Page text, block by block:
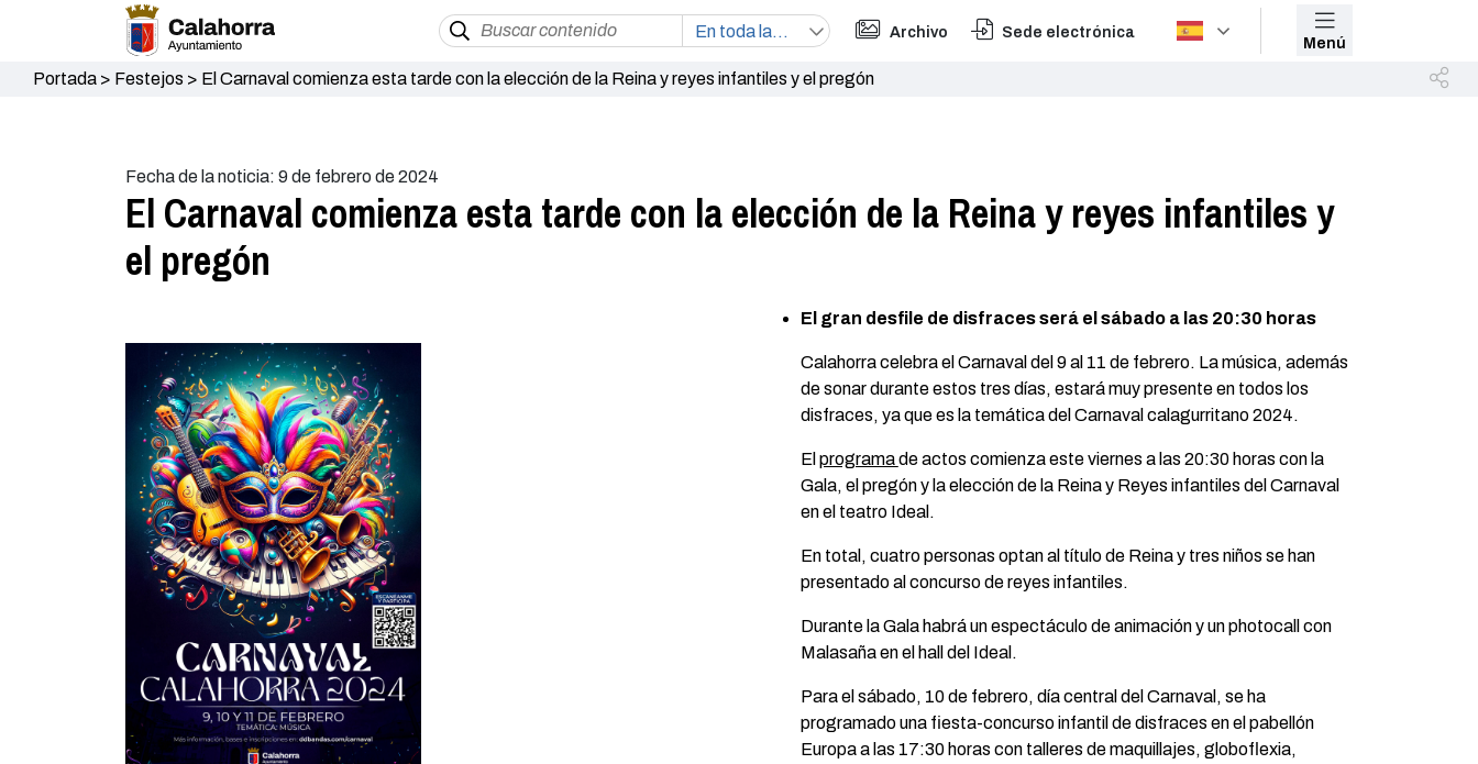
Archivo Sede electrónica
Menú
Portada> Festejos > El Carnaval comienza esta tarde con la elección de la Reina y reyes infantiles y el pregón
Fecha de la noticia: 9 de febrero de 2024
El Carnaval comienza esta tarde con la elección de la Reina y reyes infantiles y
el pregón
El gran desfile de disfraces será el sábado a las 20:30 horas
Calahorra celebra el Carnaval del 9 al 11 de febrero. La música, además
de sonar durante estos tres días, estará muy presente en todos los
disfraces, ya que es la temática del Carnaval calagurritano 2024.
El programade actos comienza este viernes a las 20:30 horas con la
Gala, el pregón y la elección de la Reina y Reyes infantiles del Carnaval
en el teatro Ideal.
En total, cuatro personas optan al título de Reina y tres niños se han
presentado al concurso de reyes infantiles.
Durante la Gala habrá un espectáculo de animación y un photocall con
Malasaña en el hall del Ideal.
Para el sábado, 10 de febrero, día central del Carnaval, se ha
programado una fiesta-concurso infantil de disfraces en el pabellón
Europa a las 17:30 horas con talleres de maquillajes, globoflexia,